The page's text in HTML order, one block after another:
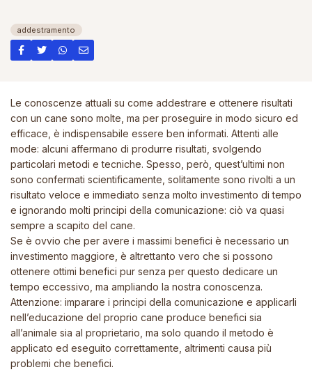
addestramento
Le conoscenze attuali su come addestrare e ottenere risultati
con un cane sono molte, ma per proseguire in modo sicuro ed
efficace, è indispensabile essere ben informati. Attenti alle
mode: alcuni affermano di produrre risultati, svolgendo
particolari metodi e tecniche. Spesso, però, quest’ultimi non
sono confermati scientificamente, solitamente sono rivolti a un
risultato veloce e immediato senza molto investimento di tempo
e ignorando molti principi della comunicazione: ciò va quasi
sempre a scapito del cane.
Se è ovvio che per avere i massimi benefici è necessario un
investimento maggiore, è altrettanto vero che si possono
ottenere ottimi benefici pur senza per questo dedicare un
tempo eccessivo, ma ampliando la nostra conoscenza.
Attenzione: imparare i principi della comunicazione e applicarli
nell’educazione del proprio cane produce benefici sia
all’animale sia al proprietario, ma solo quando il metodo è
applicato ed eseguito correttamente, altrimenti causa più
problemi che benefici.